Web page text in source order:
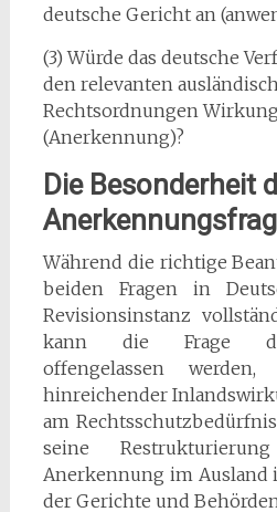
deutsche Gericht an
(3) Würde das deutsche
den relevanten
Rechtsordnungen
(Anerkennung)?
Die Besonderheit
Während die richtige
beiden Fragen in
Revisionsinstanz
kann die Frage
offengelassen
hinreichender
am
seine
Anerkennung im Ausland
der Gerichte und